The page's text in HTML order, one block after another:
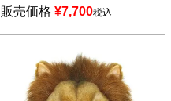
販売価格 ¥7,700税込